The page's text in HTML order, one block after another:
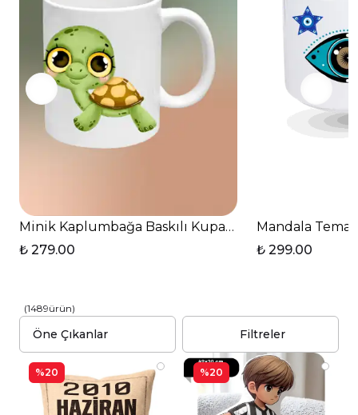
Minik Kaplumbağa Baskılı Kupa Bardak Çay Kahve
₺ 279.00
Mandala
₺ 299.00
(1489ürün)
Filtreler
%20 %20